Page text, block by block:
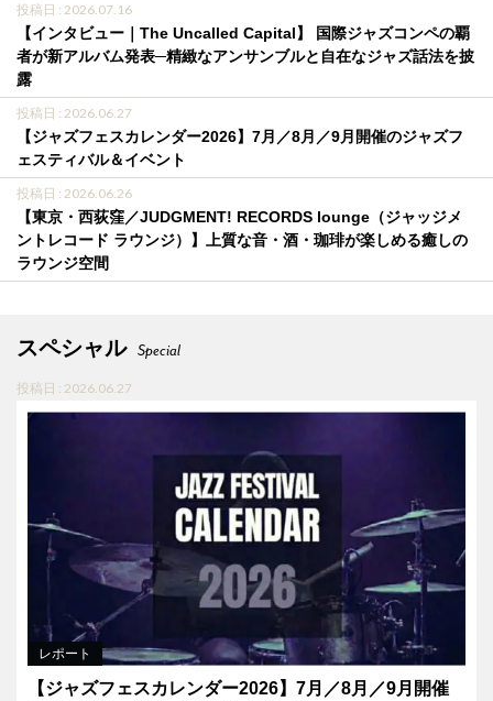
投稿日 : 2026.07.16
【インタビュー｜The Uncalled Capital】 国際ジャズコンペの覇
者が新アルバム発表─精緻なアンサンブルと自在なジャズ話法を披
露
投稿日 : 2026.06.27
【ジャズフェスカレンダー2026】7月／8月／9月開催のジャズフ
ェスティバル＆イベント
投稿日 : 2026.06.26
【東京・西荻窪／JUDGMENT! RECORDS lounge（ジャッジメ
ントレコード ラウンジ）】上質な音・酒・珈琲が楽しめる癒しの
ラウンジ空間
スペシャル Special
投稿日 : 2026.06.27
レポート
【ジャズフェスカレンダー2026】7月／8月／9月開催